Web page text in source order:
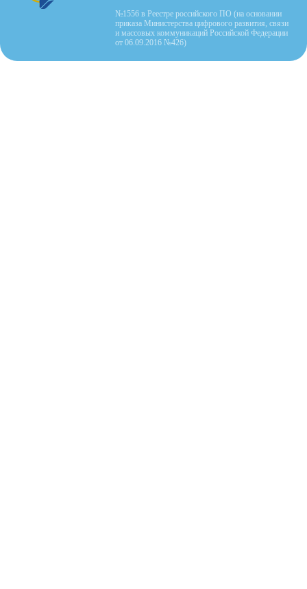
№1556 в Реестре российского ПО (на основании
приказа Министерства цифрового развития, связи
и массовых коммуникаций Российской Федерации
от 06.09.2016 №426)